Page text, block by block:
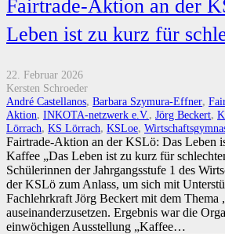
Fairtrade-Aktion an der
Leben ist zu kurz für
22. Februar 2026
Kersten Schroeder
André Castellanos, Barbara Szymura-Effner,
Aktion, INKOTA-netzwerk e.V., Jörg Beckert,
Lörrach, KS Lörrach, KSLoe,
Fairtrade-Aktion an der KSLö: Das Leben
Kaffee „Das Leben ist zu kurz für
Schülerinnen der Jahrgangsstufe 1 des
der KSLö zum Anlass, um sich mit
Fachlehrkraft Jörg Beckert mit dem Thema
auseinanderzusetzen. Ergebnis war die
einwöchigen Ausstellung „Kaffee…